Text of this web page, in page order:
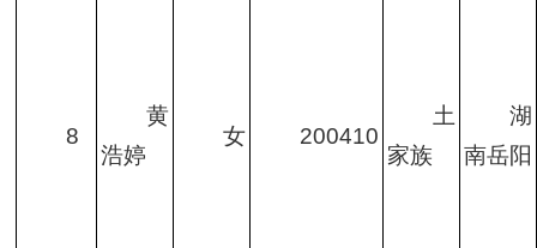
8
黄
浩婷
女 200410
土
家族
湖
南岳阳